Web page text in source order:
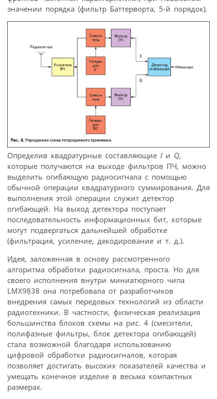
значении порядка (фильтр Баттерворта, 5-й порядок).
Определив квадратурные составляющие I и Q,
которые получаются на выходе фильтров ПЧ, можно
выделить огибающую радиосигнала с помощью
обычной операции квадратурного суммирования. Для
выполнения этой операции служит детектор
огибающей. На выход детектора поступает
последовательность информационных бит, которые
могут подвергаться дальнейшей обработке
(фильтрация, усиление, декодирование и т. д.).
Идея, заложенная в основу рассмотренного
алгоритма обработки радиосигнала, проста. Но для
своего исполнения внутри миниатюрного чипа
LMX9838 она потребовала от разработчиков
внедрения самых передовых технологий из области
радиотехники. В частности, физическая реализация
большинства блоков схемы на рис. 4 (смесители,
полифазные фильтры, блок детектора огибающей)
стала возможной благодаря использованию
цифровой обработки радиосигналов, которая
позволяет достигать высоких показателей качества и
умещать конечное изделие в весьма компактных
размерах.